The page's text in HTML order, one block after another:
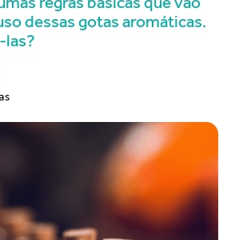
dessas gotas aromáticas.
las?